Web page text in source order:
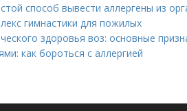
способ вывести аллергены из
гимнастики для пожилых
здоровья воз: основные
как бороться с аллергией